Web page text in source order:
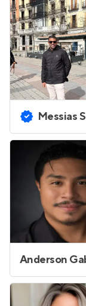
Messias Severo